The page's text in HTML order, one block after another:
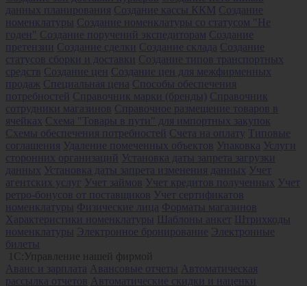
данных планирования Создание кассы ККМ Создание
номенклатуры Создание номенклатуры со статусом "Не
годен" Создание поручений экспедиторам Создание
претензии Создание сделки Создание склада Создание
статусов сборки и доставки Создание типов транспортных
средств Создание цен Создание цен для межфирменных
продаж Специальная цена Способы обеспечения
потребностей Справочник марки (бренды) Справочник
сотрудники магазинов Справочное размещение товаров в
ячейках Схема "Товары в пути" для импортных закупок
Схемы обеспечения потребностей Счета на оплату
Типовые
соглашения Удаление помеченных объектов Упаковка Услуги
сторонних организаций Установка даты запрета загрузки
данных Установка даты запрета изменения данных Учет
агентских услуг Учет займов Учет кредитов полученных Учет
ретро-бонусов от поставщиков Учет сертификатов
номенклатуры Физические лица Форматы магазинов
Характеристики номенклатуры Шаблоны анкет Штрихкоды
номенклатуры
Электронное бронирование
Электронные
билеты
1С:Управление нашей фирмой
Аванс и зарплата Авансовые отчеты
Автоматическая
рассылка отчетов Автоматические скидки и наценки